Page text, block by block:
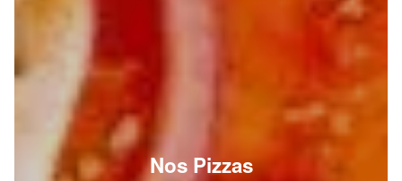
Nos Pizzas